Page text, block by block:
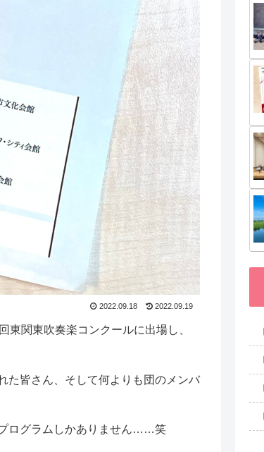
2022.09.18 2022.09.19
東関東吹奏楽コンクールに出場し、
た皆さん、そして何よりも団のメンバ
ログラムしかありません……笑